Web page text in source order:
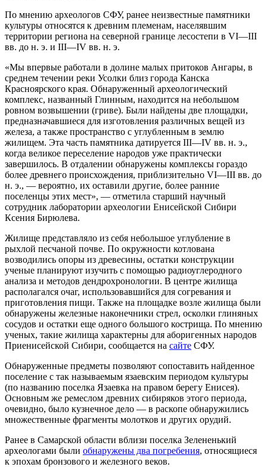
По мнению археологов СФУ, ранее неизвестные памятники
культуры относятся к древним племенам, населявшим
территории региона на северной границе лесостепи в VI—III
вв. до н. э. и III—IV вв. н. э.
«Мы впервые работали в долине малых притоков Ангары, в
среднем течении реки Усолки близ города Канска
Красноярского края. Обнаруженный археологический
комплекс, названный Глинным, находится на небольшом
ровном возвышении (гриве). Были найдены две площадки,
предназначавшиеся для изготовления различных вещей из
железа, а также пространство с углубленным в землю
жилищем. Эта часть памятника датируется III—IV вв. н. э.,
когда великое переселение народов уже практически
завершилось. В отдалении обнаружены комплексы гораздо
более древнего происхождения, приблизительно VI—III вв. до
н. э., — вероятно, их оставили другие, более ранние
поселенцы этих мест», — отметила старший научный
сотрудник лаборатории археологии Енисейской Сибири
Ксения Бирюлева.
Жилище представляло из себя небольшое углубление в
рыхлой песчаной почве. По окружности котлована
возводились опоры из древесины, остатки конструкции
ученые планируют изучить с помощью радиоуглеродного
анализа и методов дендрохронологии. В центре жилища
располагался очаг, использовавшийся для согревания и
приготовления пищи. Также на площадке возле жилища были
обнаружены железные наконечники стрел, осколки глиняных
сосудов и остатки еще одного большого кострища. По мнению
ученых, такие жилища характерны для аборигенных народов
Приенисейской Сибири, сообщается на сайте СФУ.
Обнаруженные предметы позволяют сопоставить найденное
поселение с так называемым язаевским периодом культуры
(по названию поселка Язаевка на правом берегу Енисея).
Основным же ремеслом древних сибиряков этого периода,
очевидно, было кузнечное дело — в раскопе обнаружились
множественные фрагменты молотков и других орудий.
Ранее в Самарской области вблизи поселка Зелененький
археологами были обнаружены два погребения, относящиеся
к эпохам бронзового и железного веков.